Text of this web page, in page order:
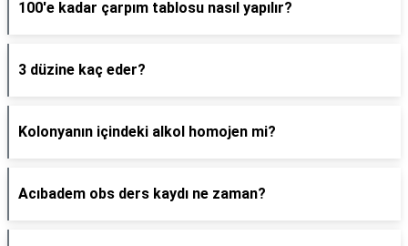
100'e kadar çarpım tablosu nasıl yapılır?
3 düzine kaç eder?
Kolonyanın içindeki alkol homojen mi?
Acıbadem obs ders kaydı ne zaman?